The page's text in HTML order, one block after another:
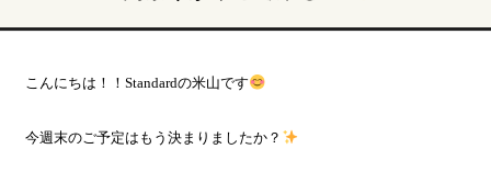
こんにちは！！Standardの米山です
今週末のご予定はもう決まりましたか？